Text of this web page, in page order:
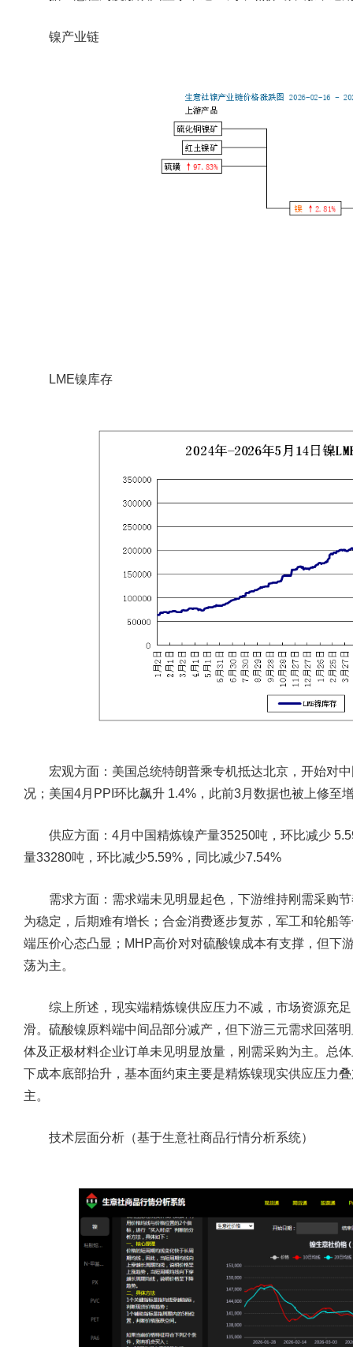
镍产业链
LME镍库存
宏观方面： 美国总统特朗普乘专机抵达北京，开始对
况；美国4月PPI环比飙升 1.4%，此前3月数据也被上修至
供应方面： 4月中国精炼镍产量35250吨，环比减少
量33280吨，环比减少5.59%，同比减少7.54%
需求方面： 需求端未见明显起色，下游维持刚需采购
为稳定，后期难有增长；合金消费逐步复苏，军工和轮船
端压价心态凸显；MHP高价对对硫酸镍成本有支撑，但下
荡为主。
综上所述，现实端精炼镍供应压力不减，市场资源充足
滑。硫酸镍原料端中间品部分减产，但下游三元需求回落
体及正极材料企业订单未见明显放量，刚需采购为主。总
下成本底部抬升，基本面约束主要是精炼镍现实供应压力
主。
技术层面分析（基于生意社商品行情分析系统）